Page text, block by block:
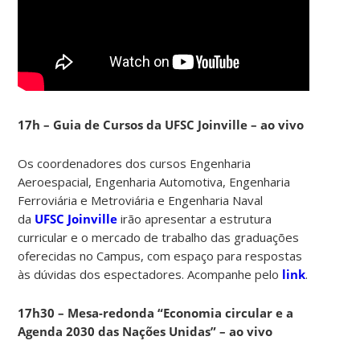
17h – Guia de Cursos da UFSC Joinville – ao vivo
Os coordenadores dos cursos Engenharia
Aeroespacial, Engenharia Automotiva, Engenharia
Ferroviária e Metroviária e Engenharia Naval
da UFSC Joinville irão apresentar a estrutura
curricular e o mercado de trabalho das graduações
oferecidas no Campus, com espaço para respostas
às dúvidas dos espectadores. Acompanhe pelo link.
17h30 – Mesa-redonda “Economia circular e a
Agenda 2030 das Nações Unidas” – ao vivo